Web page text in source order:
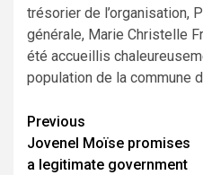
trésorier de l’organisation,
générale, Marie Christelle
été accueillis
population de la commune
Continue
Reading
Previous
Jovenel Moïse promises
a legitimate government